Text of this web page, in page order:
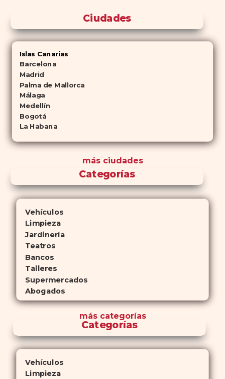
Ciudades
Islas Canarias
Barcelona
Madrid
Palma de Mallorca
Málaga
Medellín
Bogotá
La Habana
más ciudades
Categorías
Vehículos
Limpieza
Jardinería
Teatros
Bancos
Talleres
Supermercados
Abogados
máscategorías
Categorías
Vehículos
Limpieza